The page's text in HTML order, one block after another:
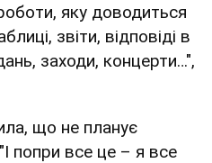
яку доводиться
звіти, відповіді в
заходи, концерти…",
що не планує
попри все це – я все